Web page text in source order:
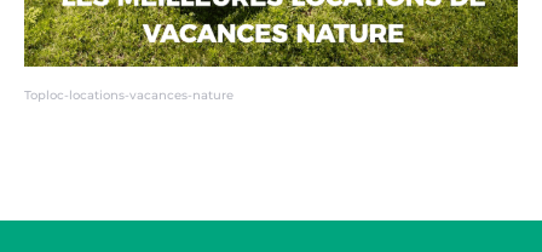
Toploc-locations-vacances-nature